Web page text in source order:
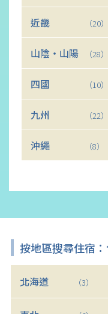
近畿 （20）
山陰・山陽 （28）
四國 （10）
九州 （22）
沖繩 （8）
按地區搜尋住宿
北海道 （3）